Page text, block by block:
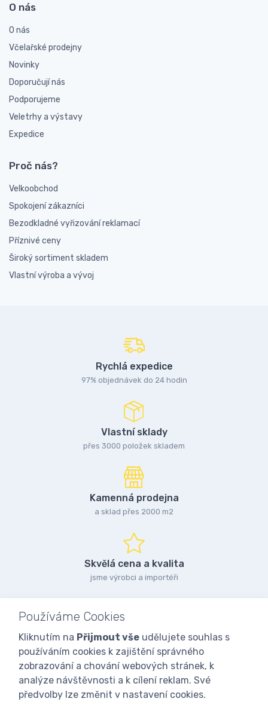
O nás
O nás
Včelařské prodejny
Novinky
Doporučují nás
Podporujeme
Veletrhy a výstavy
Expedice
Proč nás?
Velkoobchod
Spokojení zákazníci
Bezodkladné vyřizování reklamací
Příznivé ceny
Široký sortiment skladem
Vlastní výroba a vývoj
Rychlá expedice
97% objednávek do 24 hodin
Vlastní sklady
přes 3000 položek skladem
Kamenná prodejna
a sklad přes 2000 m2
Skvělá cena a kvalita
jsme výrobci a importéři
Používáme Cookies
Kliknutím na Přijmout vše udělujete souhlas s
používáním cookies k zajištění správného
zobrazování a chování webových stránek, k
analýze návštěvnosti a k cílení reklam. Své
předvolby lze změnit v nastavení cookies.